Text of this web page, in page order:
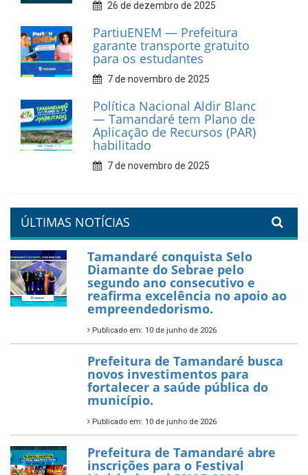
Prefeitura de Tamandaré
fortalece apoio aos
catadores de materiais
recicláveis
9 de fevereiro de 2026
Prefeitura de Tamandaré
reforça diálogo e
compromisso com a
valorização da educação
7 de fevereiro de 2026
orla da cidade.
PartiuENEM — Prefeitura
garante transporte gratuito
para os estudantes
7 de novembro de 2025
Política Nacional Aldir Blanc
— Tamandaré tem Plano de
Aplicação de Recursos (PAR)
habilitado
7 de novembro de 2025
ÚLTIMAS NOTÍCIAS